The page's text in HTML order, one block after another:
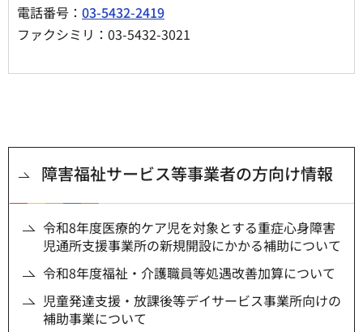
電話番号： 03-5432-2419
ファクシミリ：03-5432-3021
障害福祉サービス等事業者の方向け情報
令和8年度医療的ケア児を対象とする重症心身障害
児通所支援事業所の新規開設にかかる補助について
令和8年度福祉・介護職員等処遇改善加算について
児童発達支援・放課後等デイサービス事業所向けの
補助事業について